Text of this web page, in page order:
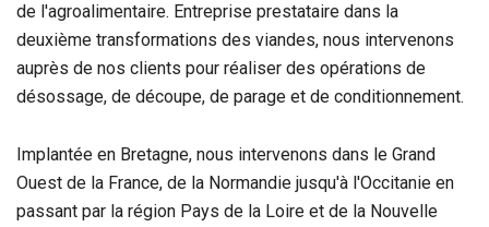
de l'agroalimentaire. Entreprise prestataire dans la
deuxième transformations des viandes, nous intervenons
auprès de nos clients pour réaliser des opérations de
désossage, de découpe, de parage et de conditionnement.
Implantée en Bretagne, nous intervenons dans le Grand
Ouest de la France, de la Normandie jusqu'à l'Occitanie en
passant par la région Pays de la Loire et de la Nouvelle